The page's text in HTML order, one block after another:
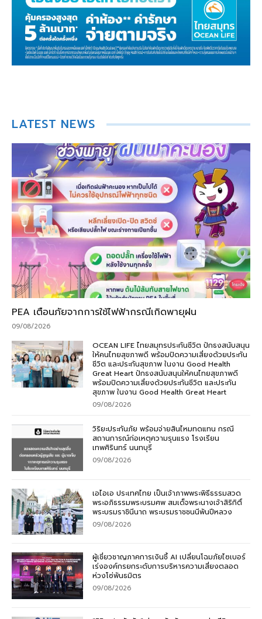
LATEST NEWS
PEA เตือนภัยจากการใช้ไฟฟ้ากรณีเกิดพายุฝน
09/08/2026
OCEAN LIFE ไทยสมุทรประกันชีวิต ปักธงสนับสนุน
ให้คนไทยสุขภาพดี พร้อมปิดความเสี่ยงด้วยประกัน
ชีวิต และประกันสุขภาพ ในงาน Good Health
Great Heart ปักธงสนับสนุนให้คนไทยสุขภาพดี
พร้อมปิดความเสี่ยงด้วยประกันชีวิต และประกัน
สุขภาพ ในงาน Good Health Great Heart
09/08/2026
วิริยะประกันภัย พร้อมจ่ายสินไหมทดแทน กรณี
สถานการณ์ก่อเหตุความรุนแรง โรงเรียน
เทพศิรินทร์ นนทบุรี
09/08/2026
เอไอเอ ประเทศไทย เป็นเจ้าภาพพระพิธีธรรมสวด
พระอภิธรรมพระบรมศพ สมเด็จพระนางเจ้าสิริกิติ์
พระบรมราชินีนาถ พระบรมราชชนนีพันปีหลวง
09/08/2026
ผู้เชี่ยวชาญภาคการเงินชี้ AI เปลี่ยนโฉมภัยไซเบอร์
เร่งองค์กรยกระดับการบริหารความเสี่ยงตลอด
ห่วงโซ่พันธมิตร
09/08/2026